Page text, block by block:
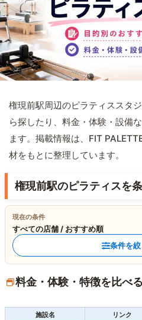
権現前駅周辺のピラティススタ
ら探したり、料金・体験・設備
ます。掲載情報は、FIT
材をもとに整理しています。
権現前駅のピラティスを
現在の条件
すべての店舗 / おすすめ順
条件を
料金・体験・特徴を比べる
施設名
リンク